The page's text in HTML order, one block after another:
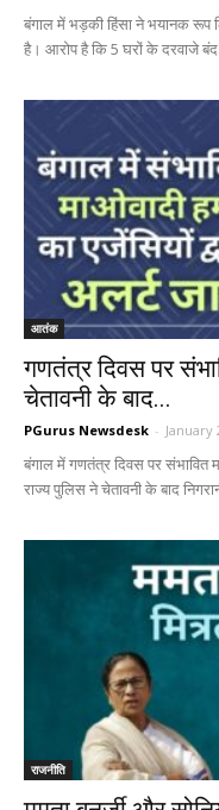
बंगाल में भड़की हिंसा ने भयानक रूप
है। आरोप है कि 5 घरों के दरवाजे
आतंक
गणतंत्र दिवस पर
चेतावनी के बाद...
PGurus Newsdesk - January
बंगाल में गणतंत्र दिवस पर संभावित
राज्य पुलिस ने चेतावनी के बाद
राजनीति